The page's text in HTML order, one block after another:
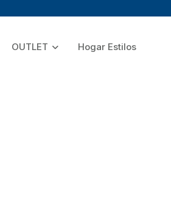
OUTLET Hogar Estilos